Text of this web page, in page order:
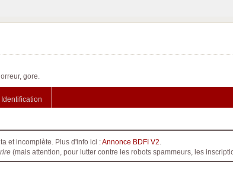
gore.
Identification
et incomplète. Plus d'info ici :Annonce BDFI V2
(mais attention, pour lutter contre les robots spammeurs, les